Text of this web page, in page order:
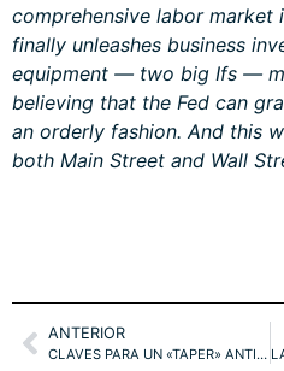
comprehensive labor market
finally unleashes business
equipment — two big Ifs —
believing that the Fed can
an orderly fashion. And this
both Main Street and Wall
ANTERIOR
CLAVES PARA UN «TAPER» ANTICIPADO. VIX, BONDS.